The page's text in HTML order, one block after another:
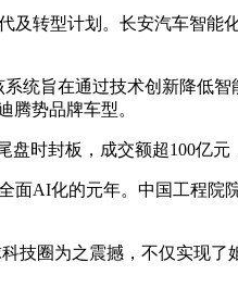
型计划。长安汽车智能化
旨在通过技术创新降低
腾势品牌车型。
封板，成交额超100亿元
AI化的元年。中国工程院
圈为之震撼，不仅实现了